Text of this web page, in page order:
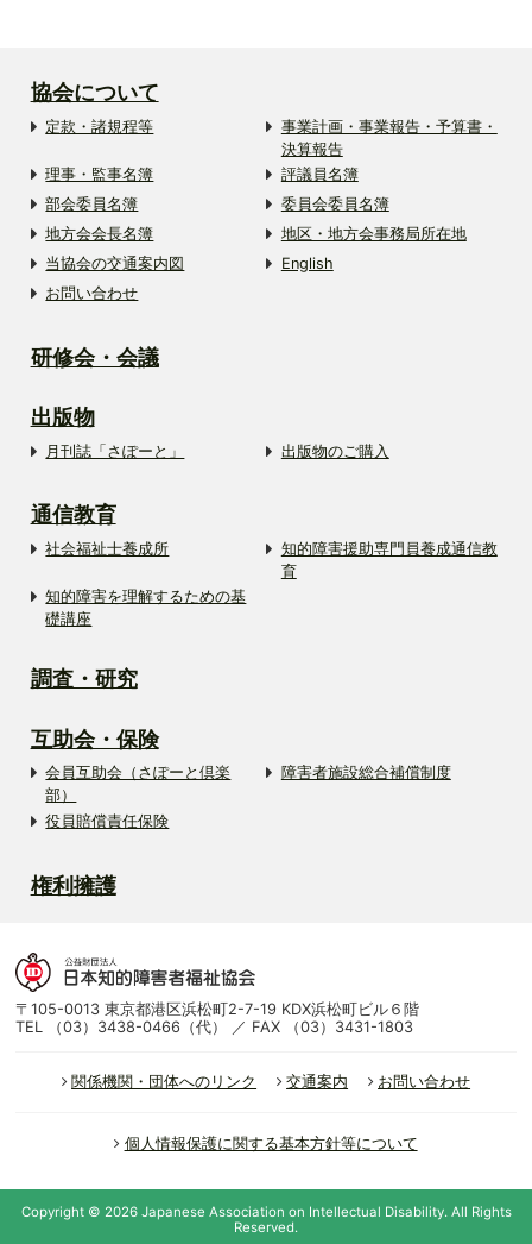
協会について
定款・諸規程等
事業計画・事業報告・予算書・
決算報告
理事・監事名簿
評議員名簿
部会委員名簿
委員会委員名簿
地方会会長名簿
地区・地方会事務局所在地
当協会の交通案内図
English
お問い合わせ
研修会・会議
出版物
月刊誌「さぽーと」 出版物のご購入
通信教育
社会福祉士養成所
知的障害援助専門員養成通信教
育
知的障害を理解するための基
礎講座
調査・研究
互助会・保険
会員互助会（さぽーと倶楽
部）
障害者施設総合補償制度
役員賠償責任保険
権利擁護
〒105-0013 東京都港区浜松町2-7-19 KDX浜松町ビル６階
TEL （03）3438-0466（代） ／ FAX （03）3431-1803
関係機関・団体へのリンク 交通案内 お問い合わせ
個人情報保護に関する基本方針等について
Copyright © 2026 Japanese Association on Intellectual Disability.All Rights
Reserved.